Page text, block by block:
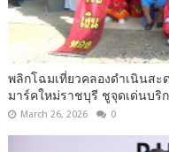
พลิกโฉมเที่ยวคลองดำเนินสะ
มาร์คใหม่ราชบุรี ชูจุดเด่นบริ
March 26, 2026 0